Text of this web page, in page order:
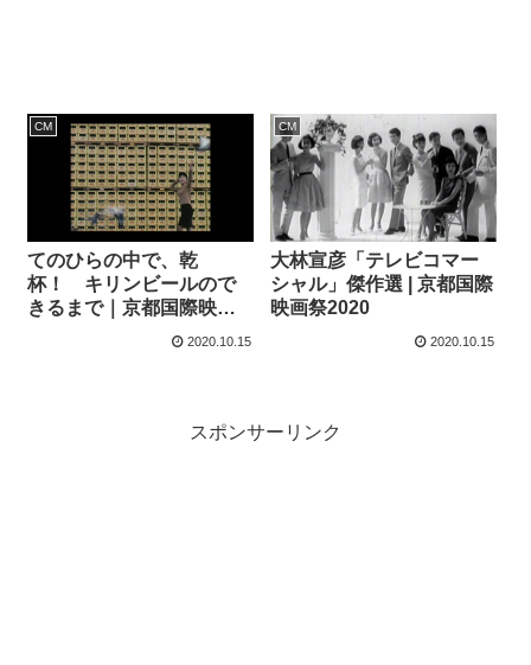
CM
てのひらの中で、乾
杯！ キリンビールので
きるまで｜京都国際映画
2020.10.15
CM
大林宣彦「テレビコマー
シャル」傑作選 | 京都国際
映画祭2020
2020.10.15
スポンサーリンク